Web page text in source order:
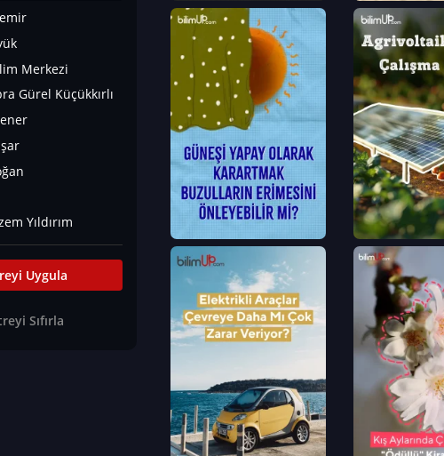
ve Uzay
Merkezi
Gürel Küçükkırlı
Yıldırım
KıvrakUygula
Sıfırla